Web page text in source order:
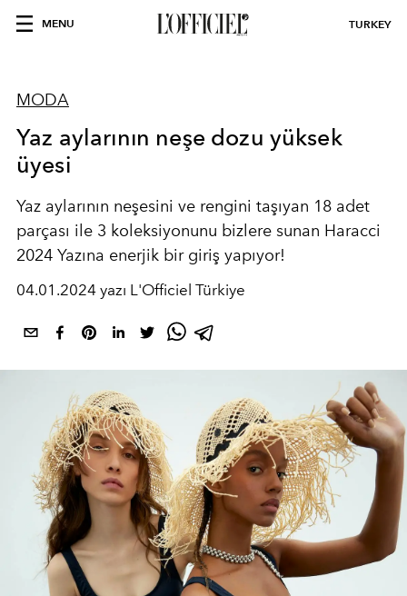
MENU TURKEY
MODA
Yaz aylarının neşe dozu yüksek
üyesi
Yaz aylarının neşesini ve rengini taşıyan 18 adet
parçası ile 3 koleksiyonunu bizlere sunan Haracci
2024 Yazına enerjik bir giriş yapıyor!
04.01.2024 yazı L'Officiel Türkiye